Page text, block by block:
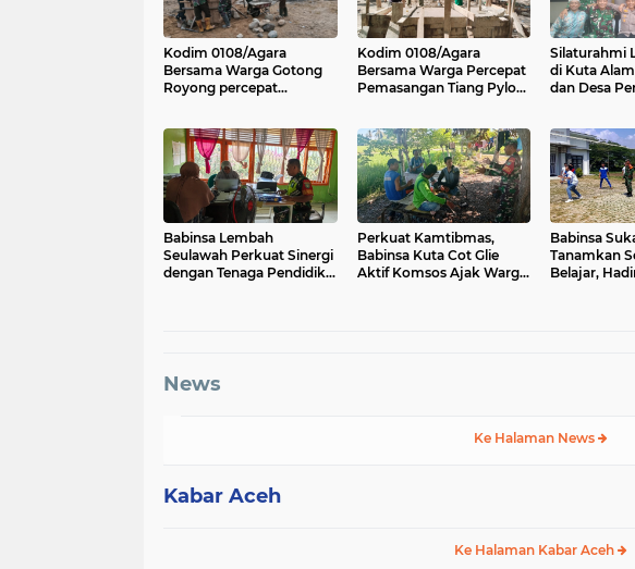
Kodim 0108/Agara
Bersama Warga Gotong
Royong percepat
Aceh Tenggara
Kodim 0108/Agara
Bersama Warga Percepat
Pemasangan Tiang Pylon
Tenggara
Silaturahmi
di Kuta
dan Desa
Babinsa Lembah
Seulawah Perkuat Sinergi
dengan Tenaga Pendidik,
Perkuat Kamtibmas,
Babinsa Kuta Cot Glie
Aktif Komsos Ajak Warga
Babinsa
Tanamkan
Belajar,
News
Ke Halaman News
Kabar Aceh
Ke Halaman Kabar Aceh